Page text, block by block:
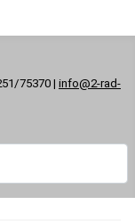
75370 | info@2-rad-